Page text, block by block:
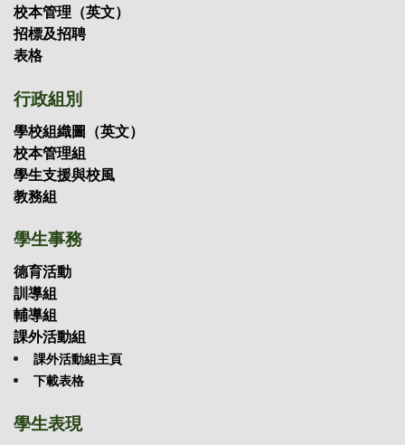
校本管理（英文）
招標及招聘
表格
行政組別
學校組織圖（英文）
校本管理組
學生支援與校風
教務組
學生事務
德育活動
訓導組
輔導組
課外活動組
課外活動組主頁
下載表格
學生表現